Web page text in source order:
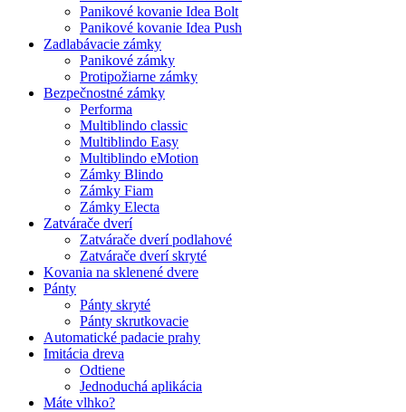
Panikové kovanie Idea Bolt
Panikové kovanie Idea Push
Zadlabávacie zámky
Panikové zámky
Protipožiarne zámky
Bezpečnostné zámky
Performa
Multiblindo classic
Multiblindo Easy
Multiblindo eMotion
Zámky Blindo
Zámky Fiam
Zámky Electa
Zatvárače dverí
Zatvárače dverí podlahové
Zatvárače dverí skryté
Kovania na sklenené dvere
Pánty
Pánty skryté
Pánty skrutkovacie
Automatické padacie prahy
Imitácia dreva
Odtiene
Jednoduchá aplikácia
Máte vlhko?